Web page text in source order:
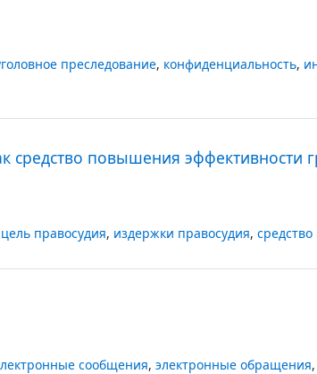
преследование, конфиденциальность,
повышения эффективности
цель правосудия, издержки правосудия,
сообщения, электронные обращения,